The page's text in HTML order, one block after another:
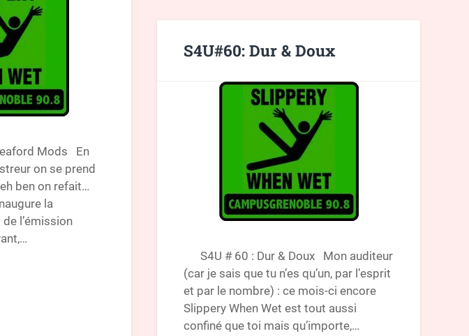
Mods En
on se prend
ben on refait…
la
l’émission
S4U#60: Dur & Doux
S4U # 60 : Dur & Doux Mon auditeur
(car je sais que tu n’es qu’un, par l’esprit
et par le nombre) : ce mois-ci encore
Slippery When Wet est tout aussi
confiné que toi mais qu’importe,…